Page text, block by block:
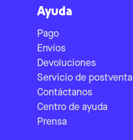
Ayuda
Pago
Envíos
Devoluciones
Servicio de postventa
Contáctanos
Centro de ayuda
Prensa